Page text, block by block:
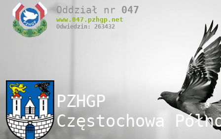
Oddział nr 047
www. 047 .pzhgp.net
Odwiedzin: 263432
PZHGP
Częstochowa